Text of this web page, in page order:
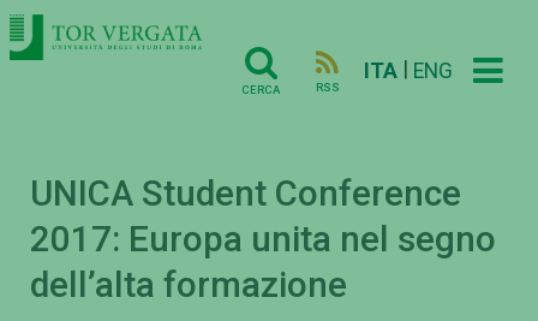
CERCA RSS
ITA ENG
UNICA Student Conference
2017: Europa unita nel segno
dell’alta formazione